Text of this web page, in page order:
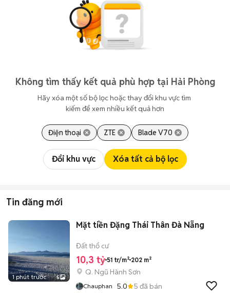
Không tìm thấy kết quả phù hợp tại Hải Phòng
Hãy xóa một số bộ lọc hoặc thay đổi khu vực tìm
kiếm để xem nhiều kết quả hơn
Điện thoại ZTE Blade V70
Đổi khu vực Xóa tất cả bộ lọc
Tin đăng mới
1 phút trước 5
Mặt tiền Đặng Thái Thân Đà Nẵng
Đất thổ cư
10,3 tỷ 51 tr/m² 202 m²
Q. Ngũ Hành Sơn
Chauphan 5.0 5 đã bán